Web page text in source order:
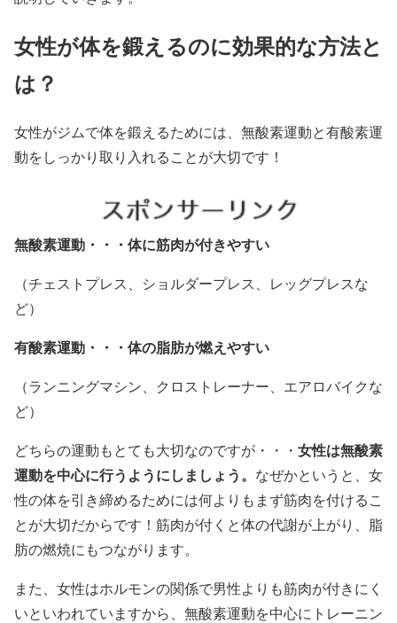
女性が体を鍛えるのに効果的な方法と
は？
女性がジムで体を鍛えるためには、無酸素運動と有酸素運
動をしっかり取り入れることが大切です！
無酸素運動・・・体に筋肉が付きやすい
（チェストプレス、ショルダープレス、レッグプレスな
ど）
有酸素運動・・・体の脂肪が燃えやすい
（ランニングマシン、クロストレーナー、エアロバイクな
ど）
どちらの運動もとても大切なのですが・・・ 女性は無酸素
運動を中心に行うようにしましょう。 なぜかというと、女
性の体を引き締めるためには何よりもまず筋肉を付けるこ
とが大切だからです！筋肉が付くと体の代謝が上がり、脂
肪の燃焼にもつながります。
また、女性はホルモンの関係で男性よりも筋肉が付きにく
いといわれていますから、無酸素運動を中心にトレーニン